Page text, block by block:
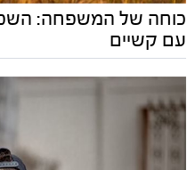
כוחה של המשפחה:
עם קשיים